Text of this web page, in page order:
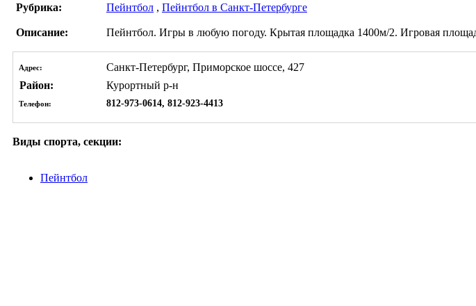
Рубрика:
Пейнтбол , Пейнтбол в Санкт-Петербурге
Описание: Пейнтбол. Игры в любую погоду. Крытая площадка 1400м/2. Игровая
Адрес:
Санкт-Петербург, Приморское шоссе, 427
Район:
Курортный р-н
Телефон: 812-973-0614, 812-923-4413
Виды спорта, секции:
Пейнтбол